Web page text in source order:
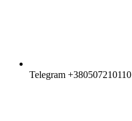
Telegram +380507210110